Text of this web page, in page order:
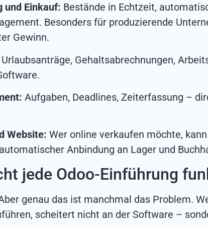
und Einkauf: Bestände in Echtzeit,
Besonders für produzierende
Gewinn.
Urlaubsanträge, Gehaltsabrechnungen,
Aufgaben, Deadlines, Zeiterfassung –
Website: Wer online verkaufen möchte,
Anbindung an Lager und
jede Odoo-Einführung
genau das ist manchmal das Problem.
scheitert nicht an der Software –